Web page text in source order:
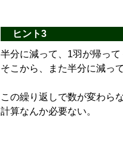
ヒント3
半分に減って、1羽が帰って
そこから、また半分に減っ
この繰り返しで数が変わら
計算なんか必要ない。